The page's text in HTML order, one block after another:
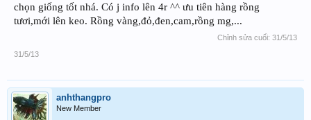
chọn giống tốt nhá. Có j info lên 4r ^^ ưu tiên hàng rồng
tươi,mới lên keo. Rồng vàng,đỏ,đen,cam,rồng mg,...
Chỉnh sửa cuối: 31/5/13
31/5/13
anhthangpro
New Member